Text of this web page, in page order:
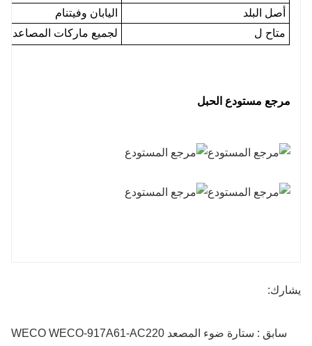
أصل البلد
اليابان وفيتنام
متاح ل
لجميع ماركات المصاعد
مرجع مستودع الحبل
يشارك:
سابق : ستارة ضوء المصعد WECO WECO-917A61-AC220